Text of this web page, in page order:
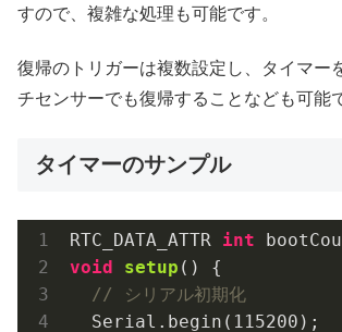
すので、複雑な処理も可能です。
復帰のトリガーは複数設定し、タイマー
チセンサーでも復帰することなども可能
タイマーのサンプル
RTC_DATA_ATTR int
void
setup ()
{
// シリアル初期化
  Serial.begin(
115200 );